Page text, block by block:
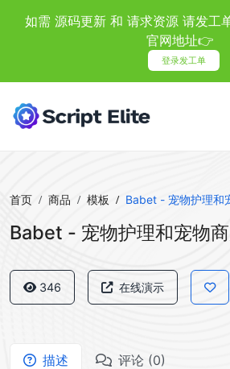
如需 源码更新 和 请求资源 请发工
官网地址👉
登录发工单
首页 商品 模板 Babet - 宠物护理和
Babet - 宠物护理和宠物
346 在线演示
描述 评论 (0)